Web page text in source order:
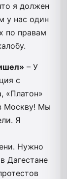
я должен
у нас один
по правам
– У
с
«Платон»
Москву! Мы
Я
Нужно
Дагестане